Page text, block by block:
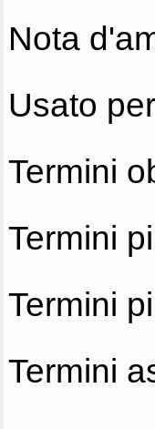
Nota
Usato
Termini
Termini
Termini
Termini